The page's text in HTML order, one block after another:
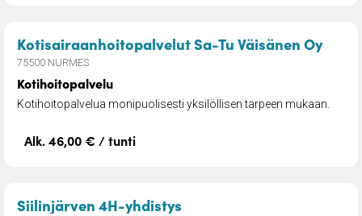
Kotisairaanhoitopalvelut Sa-Tu Väisänen Oy–
75500 NURMES
Kotihoitopalvelu
Kotihoitopalvelua monipuolisesti yksilöllisen tarpeen mukaan.
Alk. 46,00 € / tunti
Siilinjärven 4H-yhdistys